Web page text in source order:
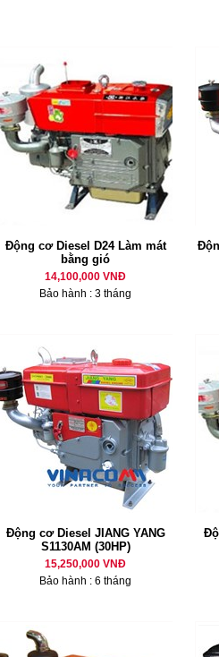
Động cơ Diesel D24 Làm mát
bằng gió
14,100,000 VNĐ
Bảo hành : 3 tháng
Động cơ Diesel JIANG YANG
S1130AM (30HP)
15,250,000 VNĐ
Bảo hành : 6 tháng